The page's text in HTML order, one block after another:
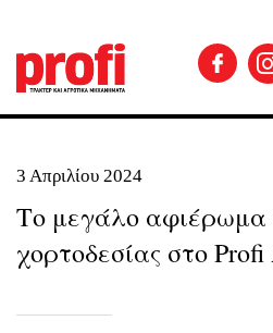
3 Απριλίου 2024
Το μεγάλο αφιέρωμα
χορτοδεσίας στο